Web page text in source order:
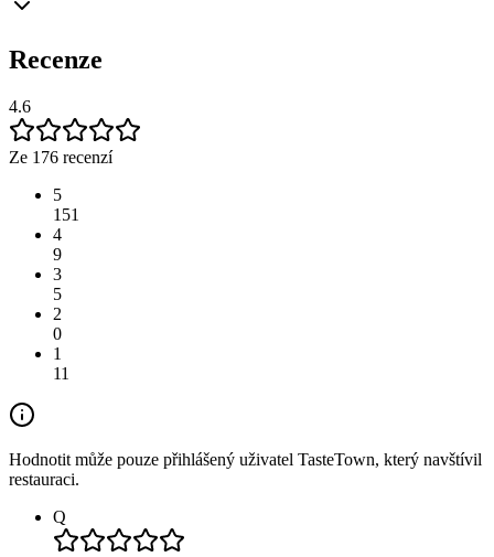
Recenze
4.6
Ze 176 recenzí
5
151
4
9
3
5
2
0
1
11
Hodnotit může pouze přihlášený uživatel TasteTown, který navštívil
restauraci.
Q